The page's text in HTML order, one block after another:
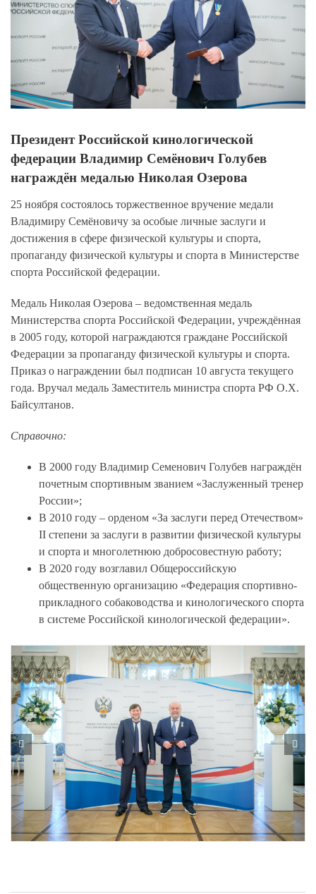
Президент Российской кинологической
федерации Владимир Семёнович Голубев
награждён медалью Николая Озерова
25 ноября состоялось торжественное вручение медали
Владимиру Семёновичу за особые личные заслуги и
достижения в сфере физической культуры и спорта,
пропаганду физической культуры и спорта в Министерстве
спорта Российской федерации.
Медаль Николая Озерова – ведомственная медаль
Министерства спорта Российской Федерации, учреждённая
в 2005 году, которой награждаются граждане Российской
Федерации за пропаганду физической культуры и спорта.
Приказ о награждении был подписан 10 августа текущего
года. Вручал медаль Заместитель министра спорта РФ О.Х.
Байсултанов.
Справочно:
В 2000 году Владимир Семенович Голубев награждён
почетным спортивным званием «Заслуженный тренер
России»;
В 2010 году – орденом «За заслуги перед Отечеством»
II степени за заслуги в развитии физической культуры
и спорта и многолетнюю добросовестную работу;
В 2020 году возглавил Общероссийскую
общественную организацию «Федерация спортивно-
прикладного собаководства и кинологического спорта
в системе Российской кинологической федерации».